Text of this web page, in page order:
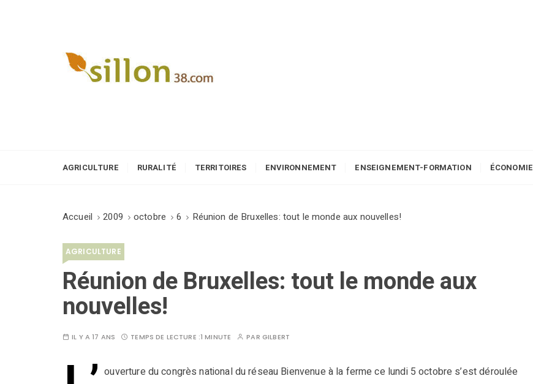
AGRICULTURE RURALITÉ TERRITOIRES ENVIRONNEMENT ENSEIGNEMENT-FORMATION ÉCONOMIE
Accueil 2009 octobre 6 Réunion de Bruxelles: tout le monde aux nouvelles!
AGRICULTURE
Réunion de Bruxelles: tout le monde aux
nouvelles!
IL Y A 17 ANS TEMPS DE LECTURE :1 MINUTE PAR GILBERT
ouverture du congrès national du réseau Bienvenue à la ferme ce lundi 5 octobre s’est déroulée